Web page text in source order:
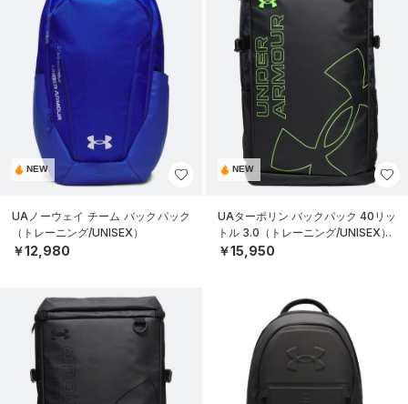
NEW
UAノーウェイ チーム バックパック
（トレーニング/UNISEX）
￥12,980
NEW
UAターポリン バックパック 40リッ
トル 3.0（トレーニング/UNISEX）
￥15,950